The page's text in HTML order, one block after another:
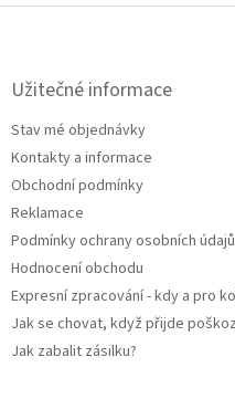
Z
Užitečné informace
Stav mé objednávky
Kontakty a informace
Obchodní podmínky
Reklamace
Podmínky ochrany osobních údajů
Hodnocení obchodu
Expresní zpracování - kdy a pro
Jak se chovat, když přijde
Jak zabalit zásilku?